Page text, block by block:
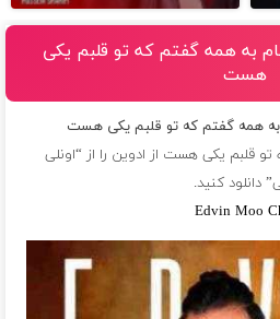
به همه گفتم که تو قلبم یکی
هست
به همه گفتم که تو قلبم یکی هست
تو قلبم یکی هست از ادوین را از “اونلی
دانلود کنید.
Edvin Moo